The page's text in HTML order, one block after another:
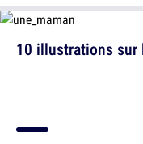
10 illustrations sur